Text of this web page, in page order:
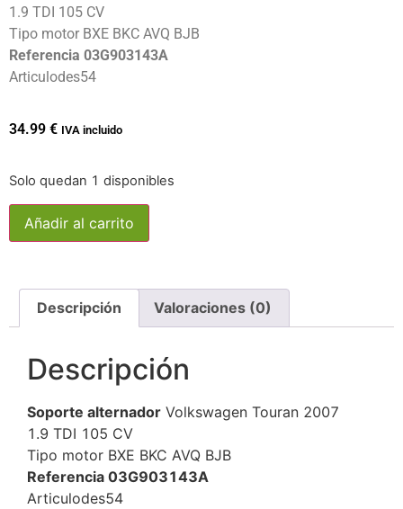
1.9 TDI 105 CV
Tipo motor BXE BKC AVQ BJB
Referencia 03G903143A
Articulodes54
34.99 € IVA incluido
Solo quedan 1 disponibles
Añadir al carrito
Descripción Valoraciones (0)
Descripción
Soporte alternador Volkswagen Touran 2007
1.9 TDI 105 CV
Tipo motor BXE BKC AVQ BJB
Referencia 03G903143A
Articulodes54